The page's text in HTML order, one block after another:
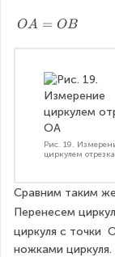
O
OA = OB
Рис. 19.
циркулем
Сравним таким
Перенесем
циркуля с точки
ножками